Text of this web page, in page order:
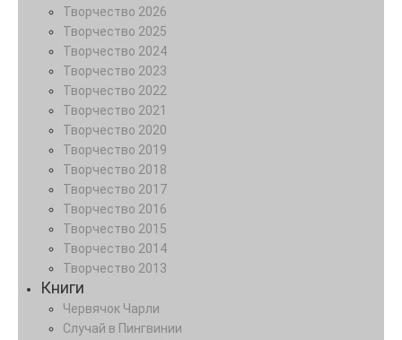
Творчество 2026
Творчество 2025
Творчество 2024
Творчество 2023
Творчество 2022
Творчество 2021
Творчество 2020
Творчество 2019
Творчество 2018
Творчество 2017
Творчество 2016
Творчество 2015
Творчество 2014
Творчество 2013
Книги
Червячок Чарли
Случай в Пингвинии